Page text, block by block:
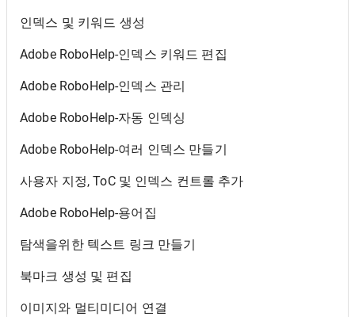
인덱스 및 키워드 생성
Adobe RoboHelp-인덱스 키워드 편집
Adobe RoboHelp-인덱스 관리
Adobe RoboHelp-자동 인덱싱
Adobe RoboHelp-여러 인덱스 만들기
사용자 지정, ToC 및 인덱스 컨트롤 추가
Adobe RoboHelp-용어집
탐색을위한 텍스트 링크 만들기
북마크 생성 및 편집
이미지와 멀티미디어 연결